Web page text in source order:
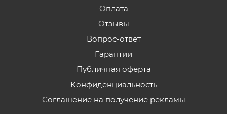
Оплата
Отзывы
Вопрос-ответ
Гарантии
Публичная оферта
Конфиденциальность
Соглашение на получение рекламы